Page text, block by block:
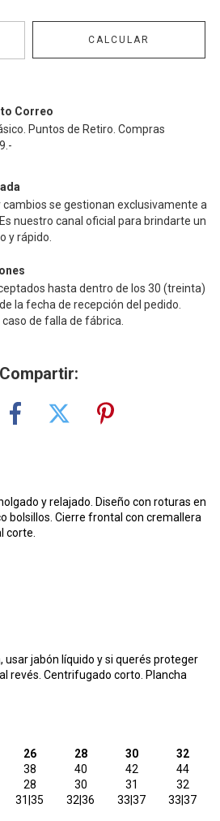
CALCULAR
Correo
Puntos de Retiro. Compras
se gestionan exclusivamente a
nuestro canal oficial para brindarte un
y rápido.
hasta dentro de los 30 (treinta)
la fecha de recepción del pedido.
de falla de fábrica.
Compartir:
y relajado. Diseño con roturas en
bolsillos. Cierre frontal con cremallera
corte.
usar jabón líquido y si querés proteger
revés. Centrifugado corto. Plancha
26 28 30
32
38 40 42
44
28 30 31
32
31|35 32|36 33|37 33|37